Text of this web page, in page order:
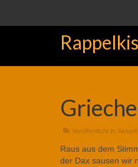
Veröffentlicht in: Aktuell
Raus aus dem
der Dax sausen wir